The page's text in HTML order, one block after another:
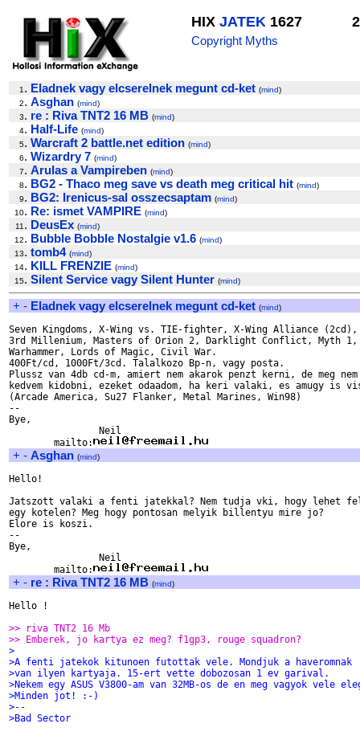
HIX JATEK 1627
Copyright Myths
1 . Eladnek vagy elcserelnek megunt cd-ket (mind)
2. Asghan (mind)
3. re : Riva TNT2 16 MB (mind)
4. Half-Life (mind)
5. Warcraft 2 battle.net edition (mind)
6. Wizardry 7 (mind)
7. Arulas a Vampireben (mind)
8. BG2 - Thaco meg save vs death meg critical hit (mind)
9. BG2: Irenicus-sal osszecsaptam (mind)
10. Re: ismet VAMPIRE (mind)
11 . DeusEx (mind)
12. Bubble Bobble Nostalgie v1.6 (mind)
13. tomb4 (mind)
14. KILL FRENZIE (mind)
15. Silent Service vagy Silent Hunter (mind)
+ - Eladnek vagy elcserelnek megunt cd-ket (mind)
Seven Kingdoms, X-Wing vs. TIE-fighter, X-Wing Alliance (2cd),
3rd Millenium, Masters of Orion 2, Darklight Conflict, Myth 1,
Warhammer, Lords of Magic, Civil War.
400Ft/cd, 1000Ft/3cd. Talalkozo Bp-n, vagy posta.
Plussz van 4db cd-m, amiert nem akarok penzt kerni, de meg
kedvem kidobni, ezeket odaadom, ha keri valaki, es amugy is
(Arcade America, Su27 Flanker, Metal Marines, Win98)
--
Bye,
                Neil
        mailto:
+ - Asghan (mind)
Hello!
Jatszott valaki a fenti jatekkal? Nem tudja vki, hogy lehet
egy kotelen? Meg hogy pontosan melyik billentyu mire jo?
Elore is koszi.
--
Bye,
                Neil
        mailto:
+ - re : Riva TNT2 16 MB (mind)
Hello !
>> riva TNT2 16 Mb
>> Emberek, jo kartya ez meg? f1gp3, rouge squadron?
>
>A fenti jatekok kitunoen futottak vele. Mondjuk a haveromnak
>van ilyen kartyaja. 15-ert vette dobozosan 1 ev garival.
>Nekem egy ASUS V3800-am van 32MB-os de en meg vagyok vele
>Minden jot! :-)
>--
>Bad Sector